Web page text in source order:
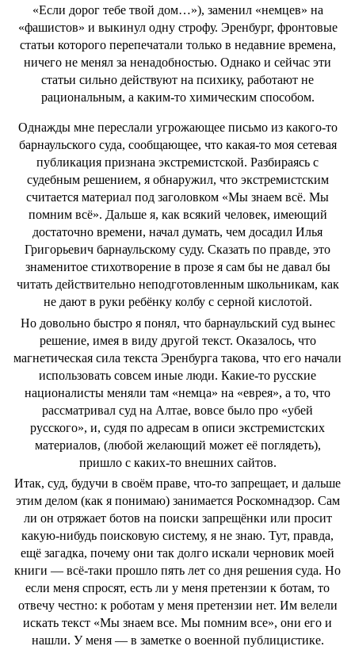
«Если дорог тебе твой дом…»), заменил «немцев» на
«фашистов» и выкинул одну строфу. Эренбург, фронтовые
статьи которого перепечатали только в недавние времена,
ничего не менял за ненадобностью. Однако и сейчас эти
статьи сильно действуют на психику, работают не
рациональным, а каким-то химическим способом.
Однажды мне переслали угрожающее письмо из какого-то
барнаульского суда, сообщающее, что какая-то моя сетевая
публикация признана экстремистской. Разбираясь с
судебным решением, я обнаружил, что экстремистским
считается материал под заголовком «Мы знаем всё. Мы
помним всё». Дальше я, как всякий человек, имеющий
достаточно времени, начал думать, чем досадил Илья
Григорьевич барнаульскому суду. Сказать по правде, это
знаменитое стихотворение в прозе я сам бы не давал бы
читать действительно неподготовленным школьникам, как
не дают в руки ребёнку колбу с серной кислотой.
Но довольно быстро я понял, что барнаульский суд вынес
решение, имея в виду другой текст. Оказалось, что
магнетическая сила текста Эренбурга такова, что его начали
использовать совсем иные люди. Какие-то русские
националисты меняли там «немца» на «еврея», а то, что
рассматривал суд на Алтае, вовсе было про «убей
русского», и, судя по адресам в описи экстремистских
материалов, (любой желающий может её поглядеть),
пришло с каких-то внешних сайтов.
Итак, суд, будучи в своём праве, что-то запрещает, и дальше
этим делом (как я понимаю) занимается Роскомнадзор. Сам
ли он отряжает ботов на поиски запрещёнки или просит
какую-нибудь поисковую систему, я не знаю. Тут, правда,
ещё загадка, почему они так долго искали черновик моей
книги — всё-таки прошло пять лет со дня решения суда. Но
если меня спросят, есть ли у меня претензии к ботам, то
отвечу честно: к роботам у меня претензии нет. Им велели
искать текст «Мы знаем все. Мы помним все», они его и
нашли. У меня — в заметке о военной публицистике.